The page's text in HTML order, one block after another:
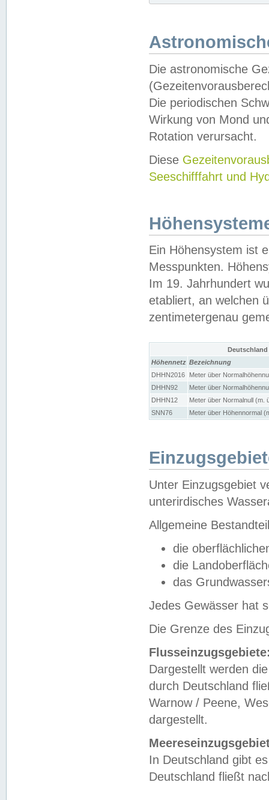
Die astronomische
Die periodischen
Wirkung von Mond
Rotation verursacht.
Diese
Seeschifffahrt und
Ein Höhensystem ist
Messpunkten.
Im 19. Jahrhundert
etabliert, an welchen
zentimetergenau
Höhennetz Bezeichnung
DHHN2016
Meter über
DHHN92
Meter über
DHHN12
Meter über Normalnull (m.
SNN76
Meter über Höhennormal
Unter Einzugsgebiet
unterirdisches
Allgemeine
die
die
das
Jedes Gewässer hat
Die Grenze des
Dargestellt werden
durch Deutschland
Warnow / Peene,
dargestellt.
In Deutschland gibt
Deutschland fließt